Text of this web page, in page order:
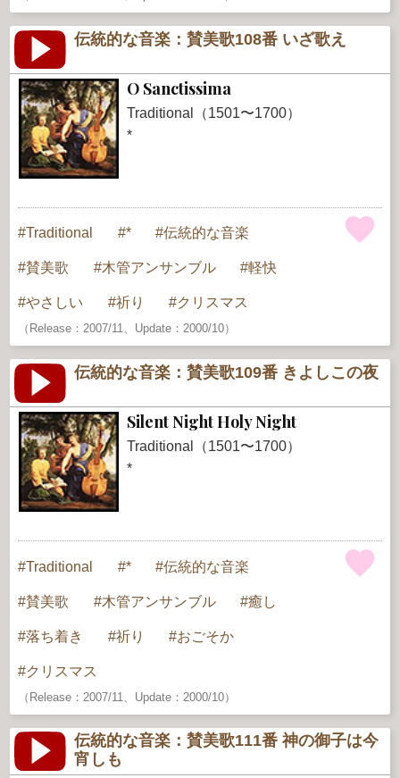
伝統的な音楽：賛美歌108番 いざ歌え
O Sanctissima
Traditional（1501〜1700）
*
Traditional * 伝統的な音楽
賛美歌 木管アンサンブル 軽快
やさしい 祈り クリスマス
（Release：2007/11、Update：2000/10）
伝統的な音楽：賛美歌109番 きよしこの夜
Silent Night Holy Night
Traditional（1501〜1700）
*
Traditional * 伝統的な音楽
賛美歌 木管アンサンブル 癒し
落ち着き 祈り おごそか
クリスマス
（Release：2007/11、Update：2000/10）
伝統的な音楽：賛美歌111番 神の御子は今
宵しも